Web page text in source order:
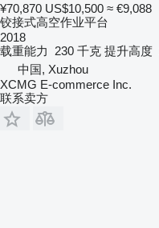
¥70,870 US$10,500 ≈ €9,088
铰接式高空作业平台
2018
载重能力
230 千克 提升高度
中国, Xuzhou
XCMG E-commerce Inc.
联系卖方